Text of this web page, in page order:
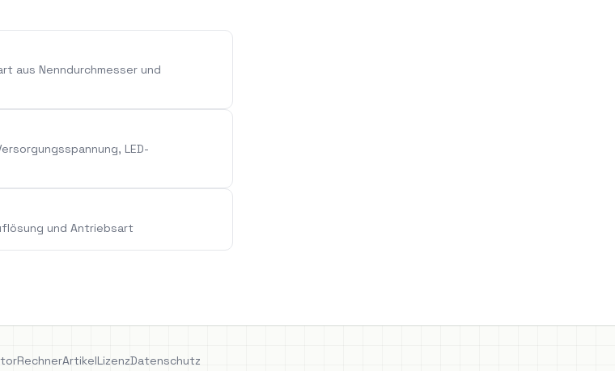
aus Nenndurchmesser und
LED-
und Antriebsart
RechnerArtikelLizenzDatenschutz